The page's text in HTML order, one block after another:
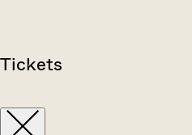
Tickets